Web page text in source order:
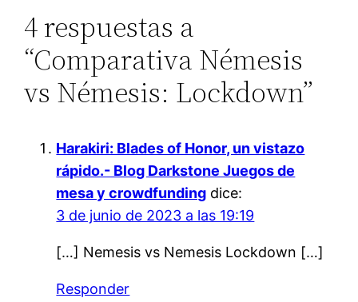
4 respuestas a
“Comparativa Némesis
vs Némesis: Lockdown”
Harakiri: Blades of Honor, un vistazo
rápido.- Blog Darkstone Juegos de
mesa y crowdfunding dice:
3 de junio de 2023 a las 19:19
[…] Nemesis vs Nemesis Lockdown […]
Responder